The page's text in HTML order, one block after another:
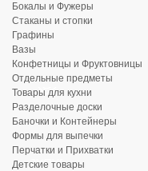
Бокалы и Фужеры
Стаканы и стопки
Графины
Вазы
Конфетницы и Фруктовницы
Отдельные предметы
Товары для кухни
Разделочные доски
Баночки и Контейнеры
Формы для выпечки
Перчатки и Прихватки
Детские товары